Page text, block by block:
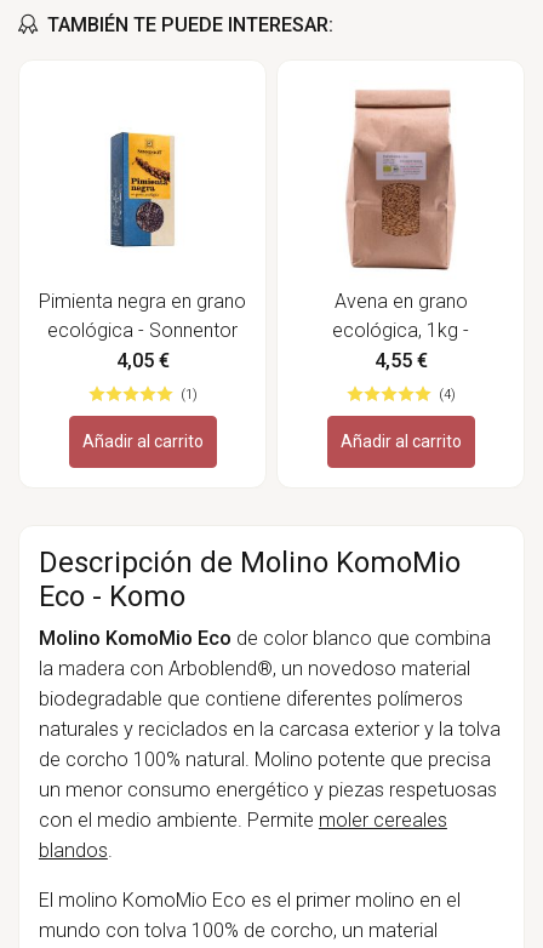
TAMBIÉN TE PUEDE INTERESAR:
Pimienta negra en grano
ecológica - Sonnentor
4,05 €
(1)
Añadir al carrito
Avena en grano
ecológica, 1kg -
Eschenfelder
4,55 €
(4)
Añadir al carrito
Descripción de Molino KomoMio
Eco - Komo
Molino KomoMio Eco de color blanco que combina
la madera con Arboblend®, un novedoso material
biodegradable que contiene diferentes polímeros
naturales y reciclados en la carcasa exterior y la tolva
de corcho 100% natural. Molino potente que precisa
un menor consumo energético y piezas respetuosas
con el medio ambiente. Permite moler cereales
blandos.
El molino KomoMio Eco es el primer molino en el
mundo con tolva 100% de corcho, un material